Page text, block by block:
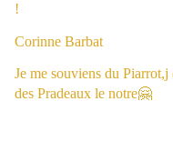
!
Corinne Barbat
Je me souviens du
des Pradeaux le notre🤗